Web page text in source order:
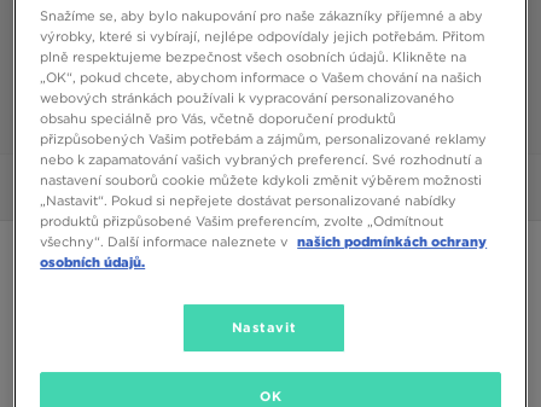
Obrázky 360°
ONLY AT JD
Snažíme se, aby bylo nakupování pro naše zákazníky příjemné a aby
výrobky, které si vybírají, nejlépe odpovídaly jejich potřebám. Přitom
plně respektujeme bezpečnost všech osobních údajů. Klikněte na
„OK“, pokud chcete, abychom informace o Vašem chování na našich
webových stránkách používali k vypracování personalizovaného
obsahu speciálně pro Vás, včetně doporučení produktů
přizpůsobených Vašim potřebám a zájmům, personalizované reklamy
nebo k zapamatování vašich vybraných preferencí. Své rozhodnutí a
nastavení souborů cookie můžete kdykoli změnit výběrem možnosti
„Nastavit“. Pokud si nepřejete dostávat personalizované nabídky
produktů přizpůsobené Vašim preferencím, zvolte „Odmítnout
všechny“. Další informace naleznete v našich podmínkách ochrany
osobních údajů.
Nastavit
OK